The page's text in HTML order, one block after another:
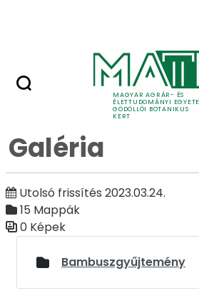
MAGYAR AGRÁR- ÉS
ÉLETTUDOMÁNYI
GÖDÖLLŐI BOTANIKUS
KERT
Galéria -Galéria
Galéria
Utolsó frissítés 2023.03.24.
15 Mappák
0 Képek
Bambuszgyűjtemény